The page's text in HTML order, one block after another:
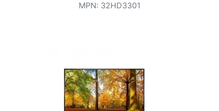
MPN: 32HD3301